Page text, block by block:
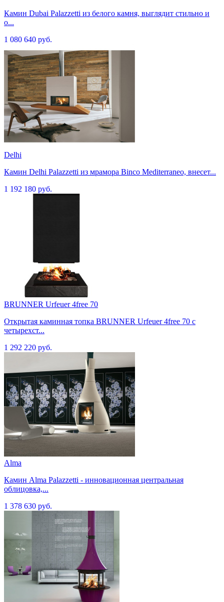
Камин Dubai Palazzetti из белого камня, выглядит стильно и
о...
1 080 640 руб.
Delhi
Камин Delhi Palazzetti из мрамора Binco Mediterraneo, внесет...
1 192 180 руб.
BRUNNER Urfeuer 4free 70
Открытая каминная топка BRUNNER Urfeuer 4free 70 с
четырехст...
1 292 220 руб.
Alma
Камин Alma Palazzetti - инновационная центральная
облицовка,...
1 378 630 руб.